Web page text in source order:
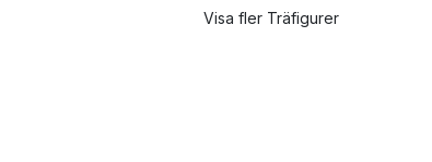
Visa fler Träfigurer